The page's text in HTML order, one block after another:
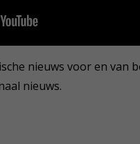
nieuws voor en van
nieuws.